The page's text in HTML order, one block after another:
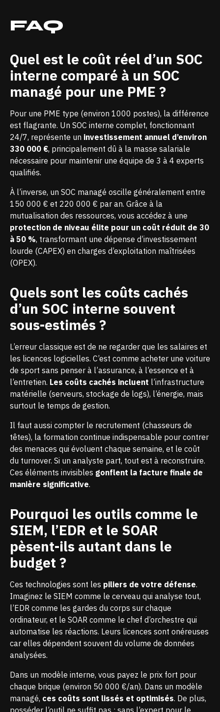
FAQ
Quel est le coût réel d’un SOC
interne comparé à un SOC
managé pour une PME ?
Pour une PME type (environ 1000 postes), la différence
est flagrante. Un SOC interne complet, fonctionnant
24/7, représente un investissement annuel d’environ
330 000 €, principalement dû à la masse salariale
nécessaire pour maintenir une équipe de 3 à 4 experts
qualifiés.
À l’inverse, un SOC managé oscille généralement entre
150 000 € et 220 000 € par an. Grâce à la
mutualisation des ressources, vous accédez à une
protection de niveau élite pour un coût réduit de 30
à 50 %, transformant une dépense d’investissement
lourde (CAPEX) en charges d’exploitation maîtrisées
(OPEX).
Quels sont les coûts cachés
d’un SOC interne souvent
sous-estimés ?
L’erreur classique est de ne regarder que les salaires et
les licences logicielles. C’est comme acheter une voiture
de sport sans penser à l’assurance, à l’essence et à
l’entretien. Les coûts cachés incluent l’infrastructure
matérielle (serveurs, stockage de logs), l’énergie, mais
surtout le temps de gestion.
Il faut aussi compter le recrutement (chasseurs de
têtes), la formation continue indispensable pour contrer
des menaces qui évoluent chaque semaine, et le coût
du turnover. Si un analyste part, tout est à reconstruire.
Ces éléments invisibles gonflent la facture finale de
manière significative.
Pourquoi les outils comme le
SIEM, l’EDR et le SOAR
pèsent-ils autant dans le
budget ?
Ces technologies sont les piliers de votre défense.
Imaginez le SIEM comme le cerveau qui analyse tout,
l’EDR comme les gardes du corps sur chaque
ordinateur, et le SOAR comme le chef d’orchestre qui
automatise les réactions. Leurs licences sont onéreuses
car elles dépendent souvent du volume de données
analysées.
Dans un modèle interne, vous payez le prix fort pour
chaque brique (environ 50 000 €/an). Dans un modèle
managé, ces coûts sont lissés et optimisés. De plus,